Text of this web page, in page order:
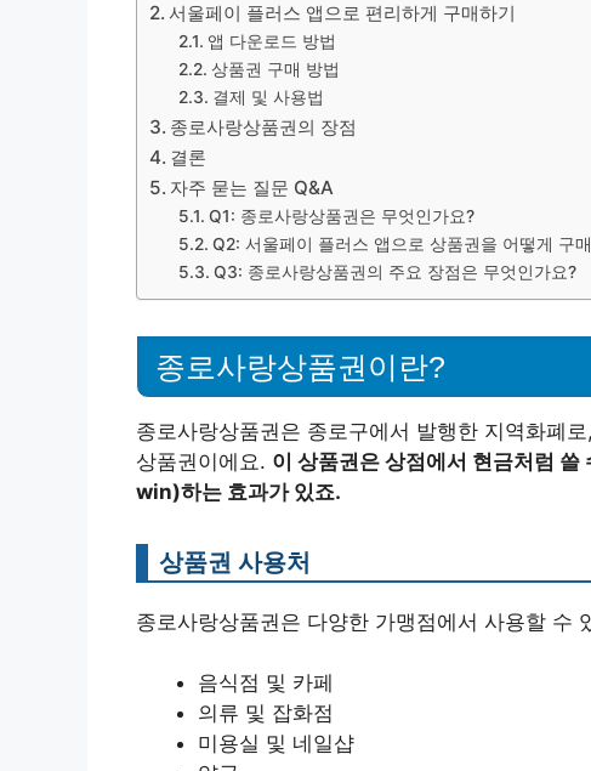
서울페이 플러스 앱으로 편리하게 구매하기
앱 다운로드 방법
상품권 구매 방법
결제 및 사용법
종로사랑상품권의 장점
결론
자주 묻는 질문 Q&A
Q1: 종로사랑상품권은 무엇인가요?
Q2: 서울페이 플러스 앱으로 상품권을 어떻게 구
Q3: 종로사랑상품권의 주요 장점은 무엇인가요?
종로사랑상품권이란?
종로사랑상품권은 종로구에서 발행한 지역화폐
상품권이에요. 이 상품권은 상점에서 현금처럼
win)하는 효과가 있죠.
상품권 사용처
종로사랑상품권은 다양한 가맹점에서 사용할 수
음식점 및 카페
의류 및 잡화점
미용실 및 네일샵